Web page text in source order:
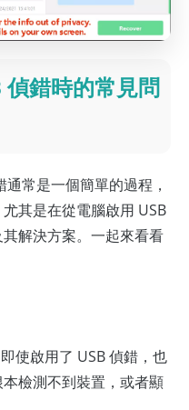
偵錯時的常見問
常是一個簡單的過程，
其是在從電腦啟用 USB
解決方案。一起來看看
使啟用了 USB 偵錯，也
檢測不到裝置，或者顯